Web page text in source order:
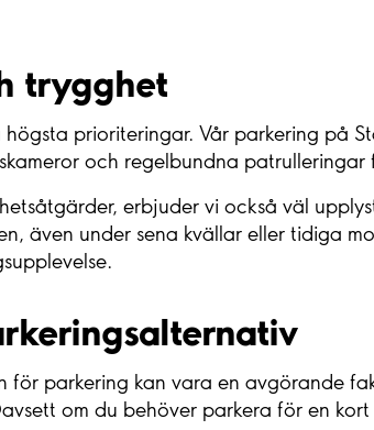
trygghet
prioriteringar. Vår parkering på
och regelbundna
erbjuder vi också väl
även under sena kvällar eller tidiga
för parkering kan vara en avgörande
om du behöver parkera för en